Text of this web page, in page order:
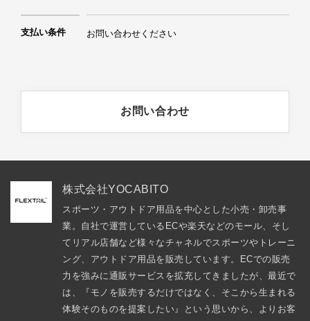
支払い条件 お問い合わせください
お問い合わせ
株式会社YOCABITO
スポーツ・アウトドア用品を中心とした小売・卸売事
業。自社で運営しているECや楽天などのモール、そし
てリアル店舗など様々なチャネルでスポーツやトレーニ
ング、アウトドア用品を販売しています。ECでの販売
力を強みに通販サービスを拡充してきましたが、最近で
は、『モノを販売するだけではなく、そこから生まれる
体験そのものを提案したい』という思いから、よりお客